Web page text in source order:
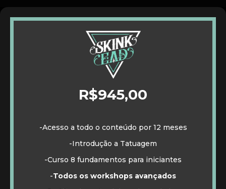
R$945,00
-Acesso a todo o conteúdo por 12 meses
-Introdução a Tatuagem
-Curso 8 fundamentos para iniciantes
-Todos os workshops avançados